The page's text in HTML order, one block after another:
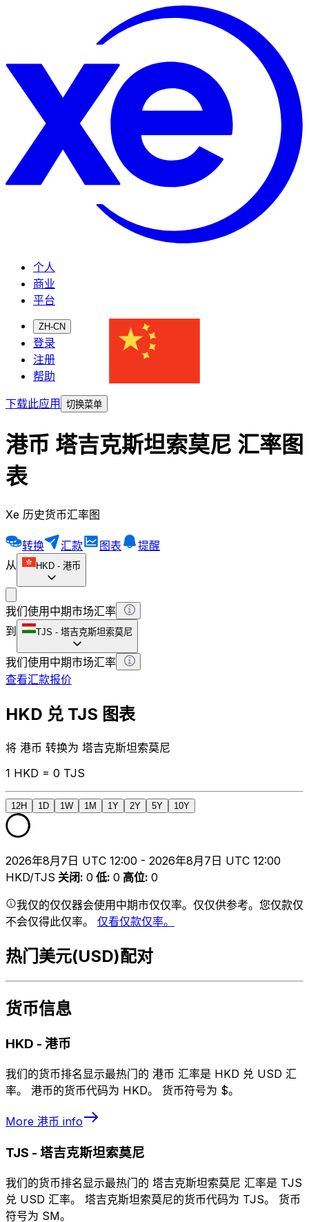
个人
商业
平台
ZH-CN
登录
注册
帮助
下载此应用
切换菜单
港币 塔吉克斯坦索莫尼 汇率图
表
Xe 历史货币汇率图
转换 汇款 图表
提醒
从
HKD - 港币
我们使用中期市场汇率
到
TJS - 塔吉克斯坦索莫尼
我们使用中期市场汇率
查看汇款报价
HKD 兑 TJS 图表
将 港币 转换为 塔吉克斯坦索莫尼
1 HKD = 0 TJS
12H 1D 1W 1M 1Y 2Y 5Y 10Y
2026年8月7日 UTC 12:00 - 2026年8月7日 UTC 12:00
HKD/TJS 关闭: 0 低: 0 高位: 0
我仅的仅仅器会使用中期市仅仅率。仅仅供参考。您仅款仅
不会仅得此仅率。 仅看仅款仅率。
热门美元(USD)配对
货币信息
HKD - 港币
我们的货币排名显示最热门的 港币 汇率是 HKD 兑 USD 汇
率。 港币的货币代码为 HKD。 货币符号为 $。
More 港币 info
TJS - 塔吉克斯坦索莫尼
我们的货币排名显示最热门的 塔吉克斯坦索莫尼 汇率是 TJS
兑 USD 汇率。 塔吉克斯坦索莫尼的货币代码为 TJS。 货币
符号为 SM。